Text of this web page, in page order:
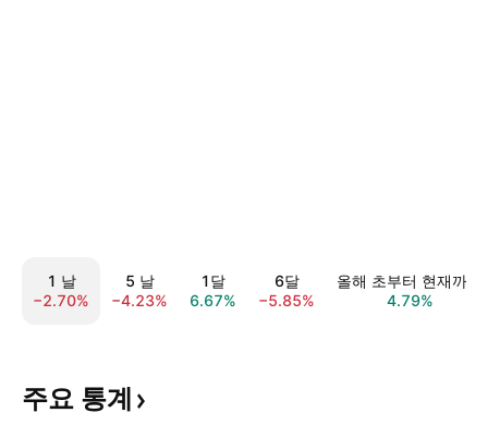
1 날
−2.70%
5 날
−4.23%
1달
6.67%
6달
−5.85%
올해 초부터 현재까지
4.79%
주요 통계